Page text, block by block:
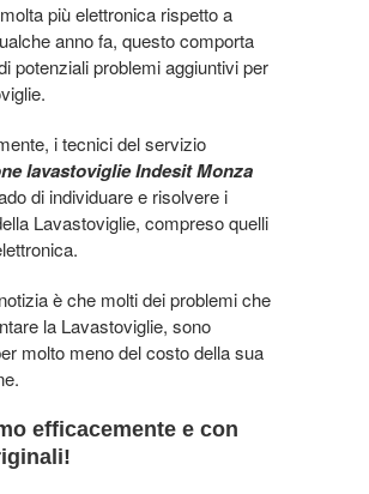
più elettronica rispetto a
anno fa, questo comporta
potenziali problemi aggiuntivi per
i tecnici del servizio
lavastoviglie Indesit Monza
di individuare e risolvere i
Lavastoviglie, compreso quelli
è che molti dei problemi che
la Lavastoviglie, sono
molto meno del costo della sua
efficacemente e con